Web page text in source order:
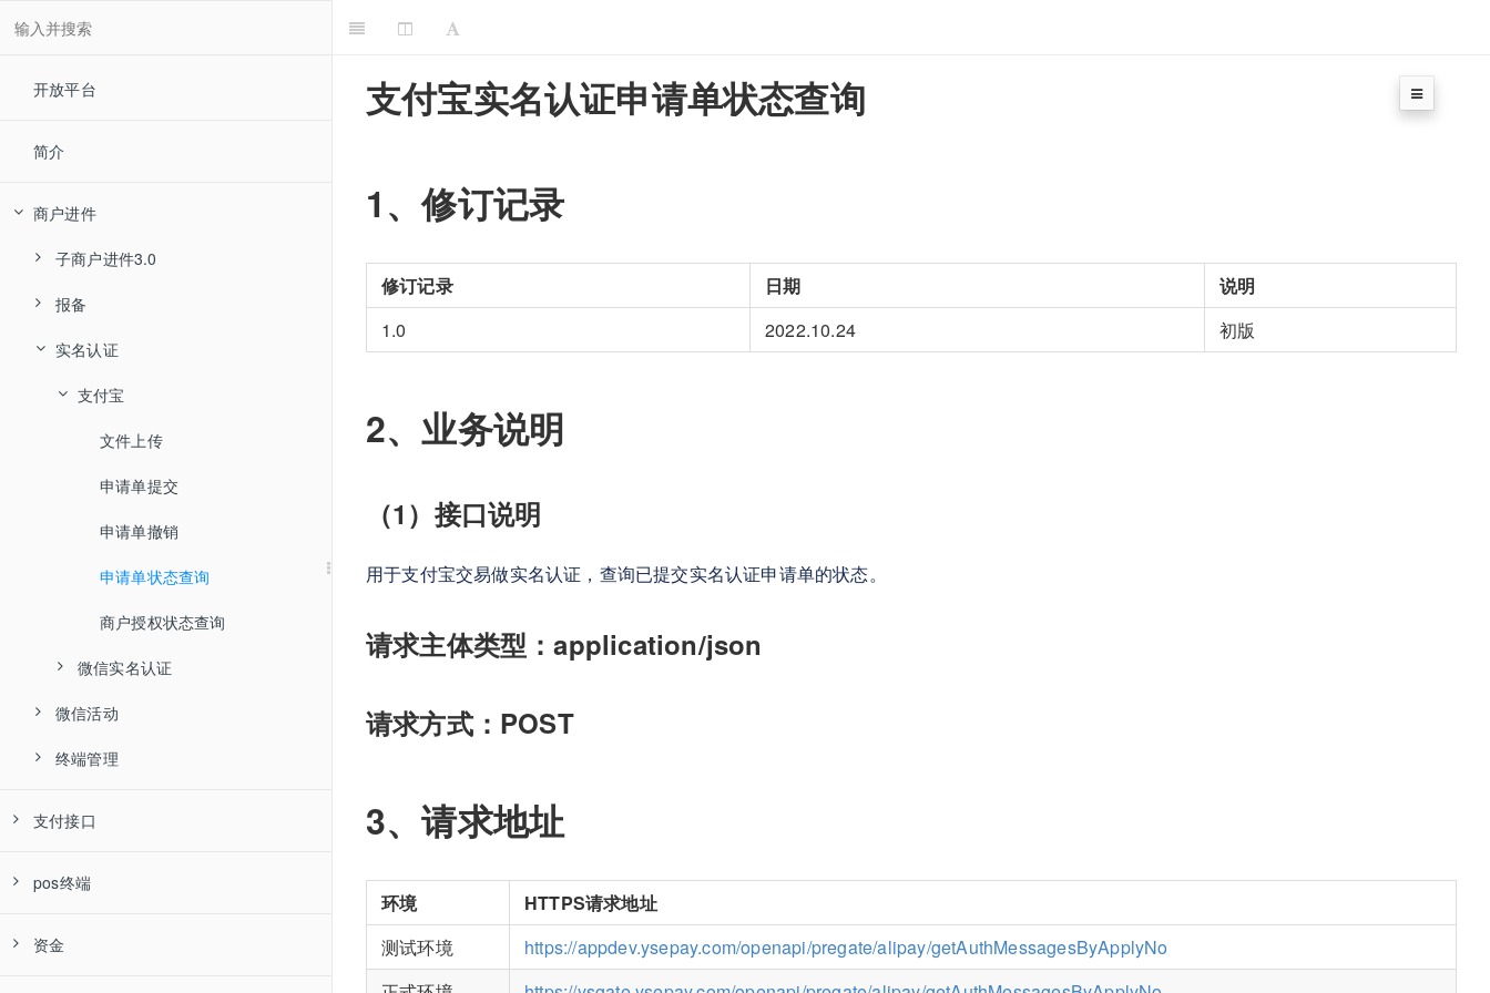
开放平台
简介
商户进件
子商户进件3.0
进件说明
基本资料收集
资料上送
资料修改
图片上送
资料确认
商户状态查询
合同签约
合同签约申请
签约短信或邮件重发
签约状态查询
电子合同查询
电子合同下载
资料变更
基本信息变更申请
结算信息变更申请
费率信息变更申请
变更图片上传
变更状态查询
商户资料变更
报备
报备
重新报备
异步通知
客户进件异步通知
入网资料变更通知
合同签约异步通知
费率变更异步通知
商户资料变更异步通知
终端管理
码牌绑定
码牌查询
终端绑定
终端解绑
权限管理
开通/关闭线上D0权限
开通小Y精灵
业务变更管理
业务变更电子合同下载
报备
报备说明
新增报备信息
修改报备信息
查询报备信息
新增/修改appid
新增授权目录
商户/终端报备结果查询
实名认证
支付宝
文件上传
申请单提交
申请单撤销
申请单状态查询
商户授权状态查询
微信实名认证
微信实名认证接口使用说明
文件上传
微信活动
微信活动说明
修改微信优惠费率活动报名
终端管理
查询服务
支付接口
APP支付
pos终端
资金
支付宝实名认证申请单状态查询
1、修订记录
修订记录 日期
说明
1.0
2022.10.24 初版
2、业务说明
（1）接口说明
用于支付宝交易做实名认证，查询已提交实名认证申请单的状态。
请求主体类型：application/json
请求方式：POST
3、请求地址
环境
HTTPS请求地址
测试环境
https://appdev.ysepay.com/openapi/pregate/alipay/getAuthMessagesByApplyNo